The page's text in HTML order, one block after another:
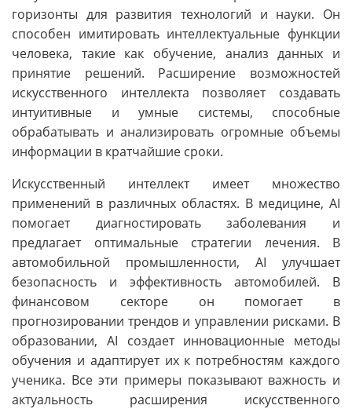
горизонты для развития технологий и науки. Он
способен имитировать интеллектуальные функции
человека, такие как обучение, анализ данных и
принятие решений. Расширение возможностей
искусственного интеллекта позволяет создавать
интуитивные и умные системы, способные
обрабатывать и анализировать огромные объемы
информации в кратчайшие сроки.
Искусственный интеллект имеет множество
применений в различных областях. В медицине, AI
помогает диагностировать заболевания и
предлагает оптимальные стратегии лечения. В
автомобильной промышленности, AI улучшает
безопасность и эффективность автомобилей. В
финансовом секторе он помогает в
прогнозировании трендов и управлении рисками. В
образовании, AI создает инновационные методы
обучения и адаптирует их к потребностям каждого
ученика. Все эти примеры показывают важность и
актуальность расширения искусственного